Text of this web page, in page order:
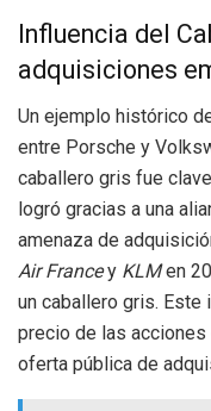
Influencia del
adquisiciones
Un ejemplo histórico
entre Porsche y
caballero gris fue
logró gracias a una
amenaza de
Air Francey KLMen
un caballero gris. Este
precio de las acciones
oferta pública de